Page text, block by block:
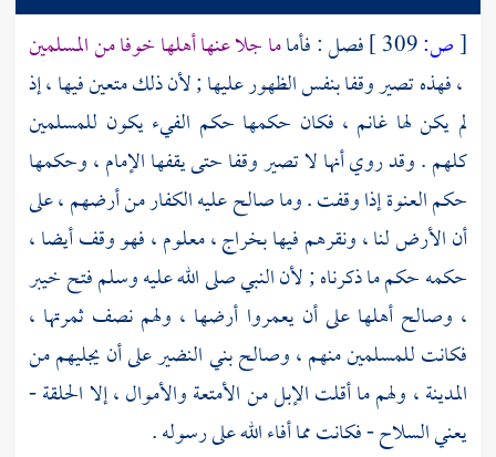
[ص: فصل : فأماما جلا عنها أهلها خوفا من المسلمين
، فهذه تصير وقفا بنفس الظهور عليها ; لأن ذلك متعين فيها ، إذ
لم يكن لها غانم ، فكان حكمها حكم الفيء يكون للمسلمين
كلهم . وقد روي أنها لا تصير وقفا حتى يقفها الإمام ، وحكمها
حكم العنوة إذا وقفت . وما صالح عليه الكفار من أرضهم ، على
أن الأرض لنا ، ونقرهم فيها بخراج ، معلوم ، فهو وقف أيضا ،
حكمه حكم ما ذكرناه ; لأن النبي صلى الله عليه وسلم فتحخيبر
، وصالح أهلها على أن يعمروا أرضها ، ولهم نصف ثمرتها ،
فكانت للمسلمين منهم ، وصالحبني النضيرعلى أن يجليهم من
المدينة، ولهم ما أقلت الإبل من الأمتعة والأموال ، إلا الحلقة -
يعني السلاح - فكانت مما أفاء الله على رسوله .